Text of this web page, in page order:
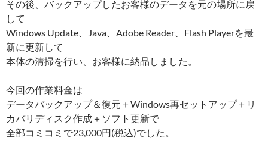
その後、バックアップしたお客様のデータを元の場所に戻
して
Windows Update、Java、Adobe Reader、Flash Playerを最
新に更新して
本体の清掃を行い、お客様に納品しました。
今回の作業料金は
データバックアップ＆復元＋Windows再セットアップ＋リ
カバリディスク作成＋ソフト更新で
全部コミコミで23,000円(税込)でした。